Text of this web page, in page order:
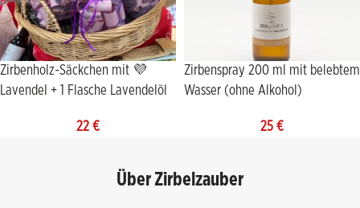
Zirbenholz-Säckchen mit 💜
Lavendel + 1 Flasche Lavendelöl
22 €
Zirbenspray 200 ml mit belebtem
Wasser (ohne Alkohol)
25 €
Über Zirbelzauber